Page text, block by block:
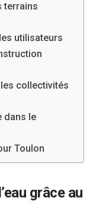
terrains
utilisateurs
collectivités
dans le
Toulon
grâce au